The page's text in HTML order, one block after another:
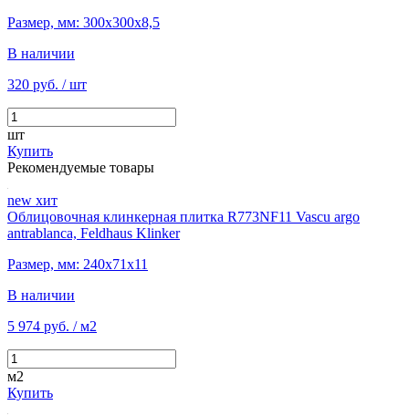
Размер, мм: 300х300х8,5
В наличии
320 руб. / шт
шт
Купить
Рекомендуемые товары
new хит
Облицовочная клинкерная плитка R773NF11 Vascu argo
antrablanca, Feldhaus Klinker
Размер, мм: 240х71х11
В наличии
5 974 руб. / м2
м2
Купить